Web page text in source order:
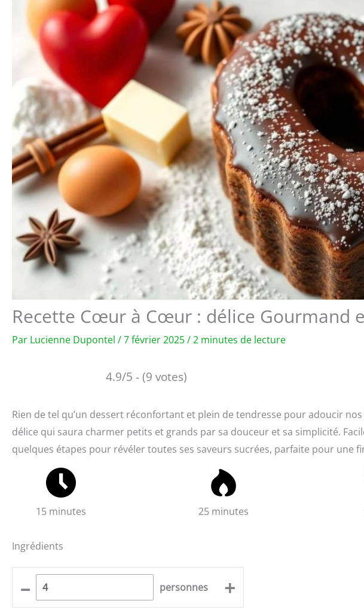
Recette Cœur à Cœur : délice Gourmand
Par Lucienne Dupontel /7 février 2025/2 minutes de lecture
4.9/5 - (9 votes)
Rien de tel qu’un dessert réconfortant et plein de tendresse pour adoucir
délice qui saura charmer petits et grands par sa douceur et sa simplicité.
quelques étapes pour révéler toutes ses saveurs sucrées, parfaite pour une
15 minutes 25 minutes
Ingrédients
– personnes +